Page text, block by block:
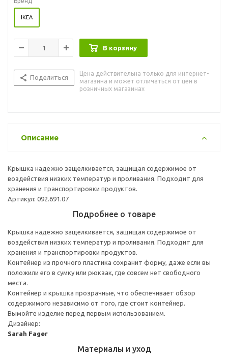
IKEA
В корзину
Поделиться
Цена действительна только для интернет-
магазина и может отличаться от цен в
розничных магазинах
Описание
Крышка надежно защелкивается, защищая содержимое от
воздействия низких температур и проливания. Подходит для
хранения и транспортировки продуктов.
Артикул: 092.691.07
Подробнее о товаре
Крышка надежно защелкивается, защищая содержимое от
воздействия низких температур и проливания. Подходит для
хранения и транспортировки продуктов.
Контейнер из прочного пластика сохранит форму, даже если вы
положили его в сумку или рюкзак, где совсем нет свободного
места.
Контейнер и крышка прозрачные, что обеспечивает обзор
содержимого независимо от того, где стоит контейнер.
Вымойте изделие перед первым использованием.
Дизайнер:
Sarah Fager
Материалы и уход